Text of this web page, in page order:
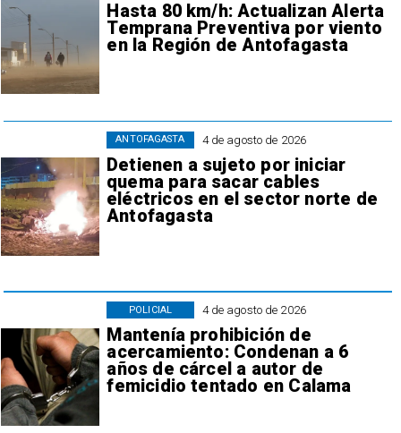
Hasta 80 km/h: Actualizan Alerta
Temprana Preventiva por viento
en la Región de Antofagasta
4 de agosto de 2026
Detienen a sujeto por iniciar
quema para sacar cables
eléctricos en el sector norte de
Antofagasta
ANTOFAGASTA
4 de agosto de 2026
Mantenía prohibición de
acercamiento: Condenan a 6
años de cárcel a autor de
femicidio tentado en Calama
POLICIAL